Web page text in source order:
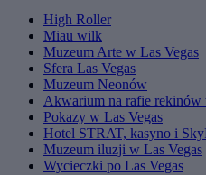
High Roller
Miau wilk
Muzeum Arte w Las Vegas
Sfera Las Vegas
Muzeum Neonów
Akwarium na rafie rekinów
Pokazy w Las Vegas
Hotel STRAT, kasyno i
Muzeum iluzji w Las Vegas
Wycieczki po Las Vegas